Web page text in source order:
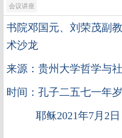
会议讲座
书院邓国元、刘荣茂副
术沙龙
来源：贵州大学哲学与
时间：孔子二五七一年
耶稣2021年7月2日